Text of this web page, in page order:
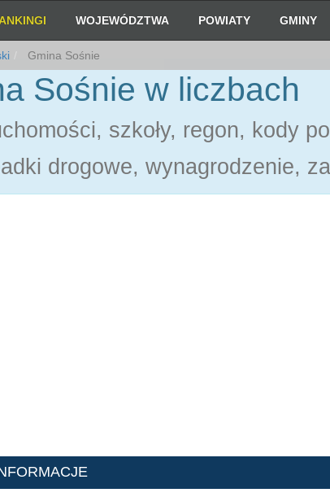
WOJEWÓDZTWA POWIATY GMINY
Gmina Sośnie
Sośnie w liczbach
szkoły, regon, kody
drogowe, wynagrodzenie,